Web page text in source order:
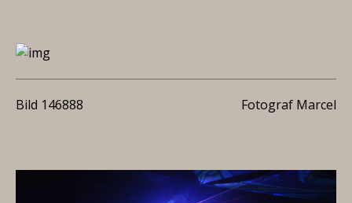
Bild 146888 Fotograf Marcel